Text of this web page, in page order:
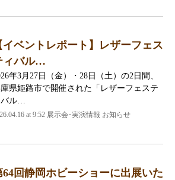
イベントレポート】レザーフェス
ィバル…
年3月27日（金）・28日（土）の2日間、
県姫路市で開催された「レザーフェステ
バル…
at 9:52 展示会･実演情報 お知らせ
64回静岡ホビーショーに出展いた